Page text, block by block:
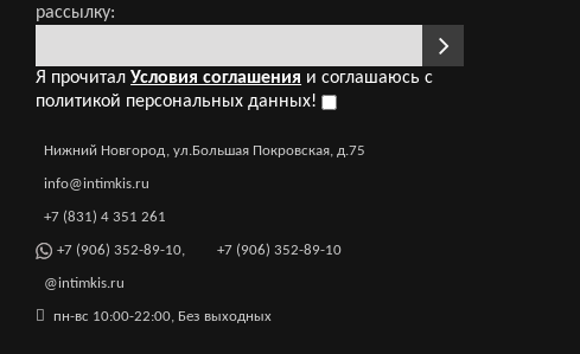
№1, 24 шт
рассылку:
Я прочиталУсловия соглашения и соглашаюсь с
политикой персональных данных!
Нижний Новгород, ул.Большая Покровская, д.75
info@intimkis.ru
+7 (831) 4 351 261
+7 (906) 352-89-10, +7 (906) 352-89-10
@intimkis.ru
пн-вс 10:00-22:00, Без выходных